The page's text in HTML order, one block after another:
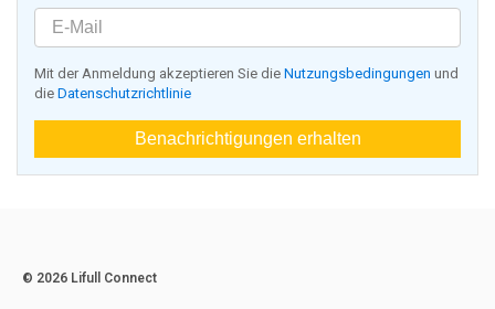
Mit der Anmeldung akzeptieren Sie die Nutzungsbedingungen und
die Datenschutzrichtlinie
Benachrichtigungen erhalten
© 2026 Lifull Connect